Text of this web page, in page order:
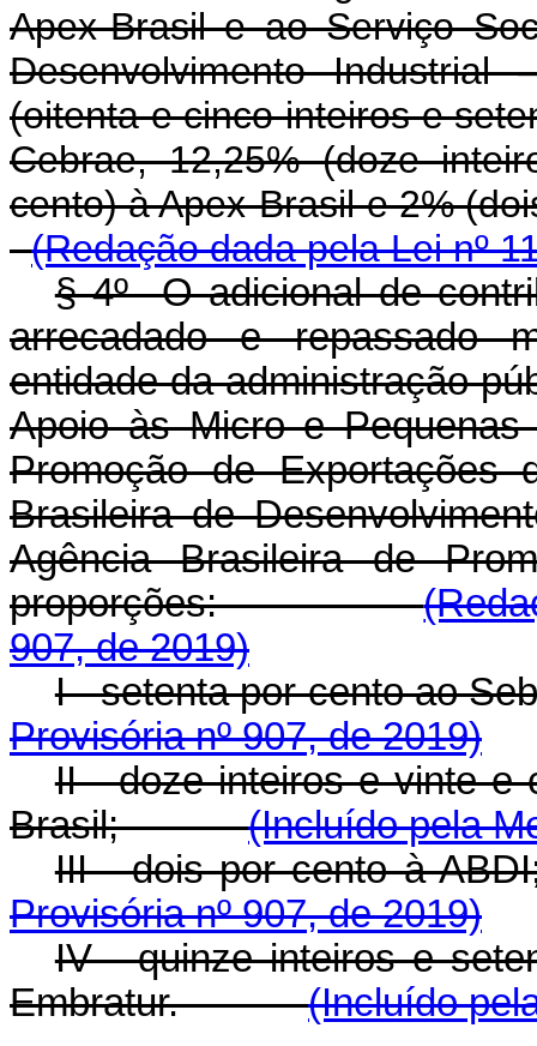
Apex-Brasil e ao Serviço
Desenvolvimento
(oitenta e cinco inteiros e
Cebrae, 12,25% (doze
cento) à Apex-Brasil e
(Redação dada pela Lei nº
§ 4º O adicional de
arrecadado e repassado
entidade da administração
Apoio às Micro e
Promoção de Exportações
Brasileira de
Agência Brasileira de
proporções:
907, de 2019)
I - setenta por cento
Provisória nº 907, de 2019)
II - doze inteiros e vinte e
Brasil;(Incluído pela
III - dois por cento
Provisória nº 907, de 2019)
IV - quinze inteiros e
Embratur.(Incluído